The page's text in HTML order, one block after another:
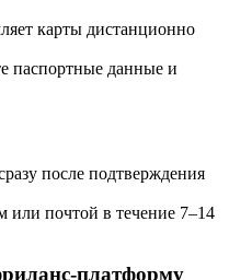
карты дистанционно
паспортные данные и
после подтверждения
или почтой в течение 7–14
платформу